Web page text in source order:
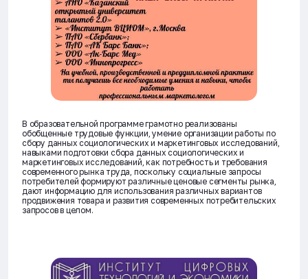
В образовательной программе грамотно реализованы
обобщенные трудовые функции, умение организации работы по
сбору данных социологических и маркетинговых исследований,
навыками подготовки сбора данных социологических и
маркетинговых исследований, как потребность и требования
современного рынка труда, поскольку социальные запросы
потребителей формируют различные ценовые сегменты рынка,
дают информацию для использования различных вариантов
продвижения товара и развития современных потребительских
запросов в целом.